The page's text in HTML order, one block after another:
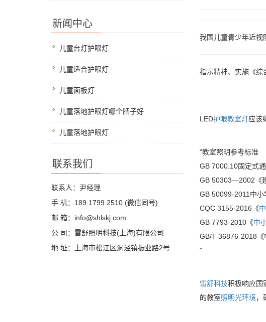
我国儿童青少年近视
指示精神、实施《综
LED护眼教室灯应该
"教室照明参考标准
GB 7000.10固定式
GB 50303—2002《
GB 50099-2011中
CQC 3155-2016《
GB 7793-2010《中
GB/T 36876-2018《
"
雷舒科技积极响应国
的教室照明光环境，
新闻中心
儿童台灯护眼灯
儿童适合护眼灯
儿童面板灯
儿童落地护眼灯哪个牌子好
儿童落地护眼灯
联系我们
联系人：尹经理
手 机：189 1799 2510 (微信同号)
邮 箱：info@shlskj.com
公 司：雷舒照明科技(上海)有限公司
地 址：上海市松江区洞泾镇振业路2号